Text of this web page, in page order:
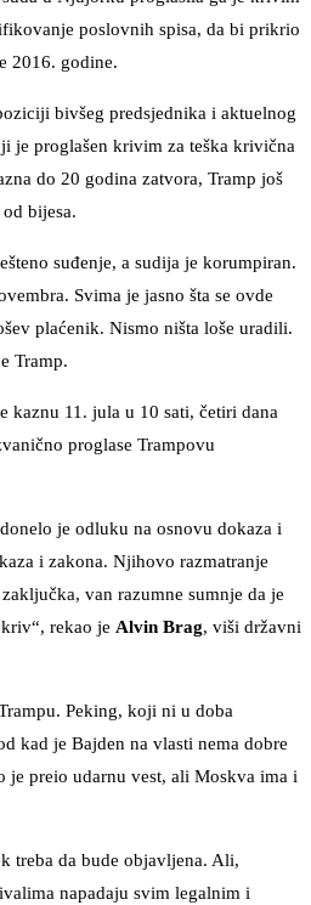
poslovnih spisa, da bi prikrio
2016. godine.
bivšeg predsjednika i aktuelnog
je proglašen krivim za teška krivična
do 20 godina zatvora, Tramp još
bijesa.
suđenje, a sudija je korumpiran.
Svima je jasno šta se ovde
plaćenik. Nismo ništa loše uradili.
Tramp.
kaznu 11. jula u 10 sati, četiri dana
proglase Trampovu
je odluku na osnovu dokaza i
i zakona. Njihovo razmatranje
van razumne sumnje da je
rekao je Alvin Brag, viši državni
Peking, koji ni u doba
kad je Bajden na vlasti nema dobre
je preio udarnu vest, ali Moskva ima i
treba da bude objavljena. Ali,
napadaju svim legalnim i